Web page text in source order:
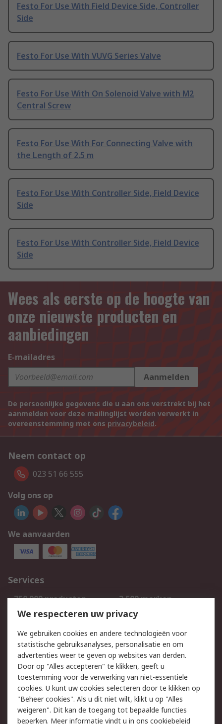
Festo For Use With Field Device Side, Controller
Side
Festo For Use With VUVG Series Valve
Festo For Use With On Solenoid Valve with M2
Central Screw
Festo For Use With For Connecting Valve with
the Length of 2.5 m
Festo For Use With Controller Side, Field Device
Side
Festo For Use With Controller Side, Field Device
Side
Wees als eerste op de hoogte van
onze nieuwste producten en
aanbiedingen
E-mailadres
Aanmelden
De persoonlijke gegevens die u aan ons verstrekt bij het
aanmelden voor deze mailinglijst worden verwerkt in
overeenstemming met ons privacybeleid.
Neem contact op
023 51 66 555
Volg ons op
We aanvaarden
Services
750.000 producten
2.500 merken
Bestellen
Inkoopoplossingen
Track & Trace
Wettelijk
Cookiebeleid
Email veiligheid
Privacybeleid
Websitevoorwaarden
Algemene
We respecteren uw privacy
We gebruiken cookies en andere technologieën voor
statistische gebruiksanalyses, personalisatie en om
advertenties weer te geven op websites van derden.
Door op "Alles accepteren" te klikken, geeft u
toestemming voor de verwerking van niet-essentiële
cookies. U kunt uw cookies selecteren door te klikken op
"Beheer cookies". Als u dit niet wilt, klikt u op "Alles
weigeren". Dit kan de toegang tot bepaalde functies
beperken. Meer informatie vindt u in ons cookiebeleid